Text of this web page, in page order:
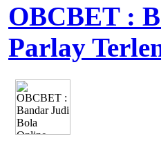
OBCBET :
Parlay